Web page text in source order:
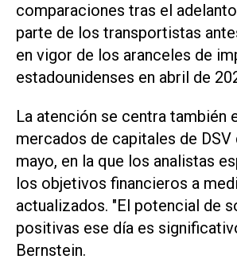
comparaciones tras el
parte de los transportistas
en vigor de los aranceles ⁠de
estadounidenses en abril de
La atención se centra también
mercados de capitales de DSV
mayo, en la que los analistas
los objetivos financieros a
actualizados. "El potencial de
positivas ese día es
Bernstein.